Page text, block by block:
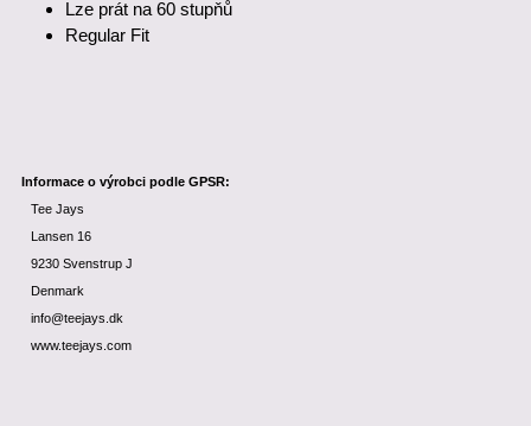
Lze prát na 60 stupňů
Regular Fit
Informace o výrobci podle GPSR:
Tee Jays
Lansen 16
9230 Svenstrup J
Denmark
info@teejays.dk
www.teejays.com